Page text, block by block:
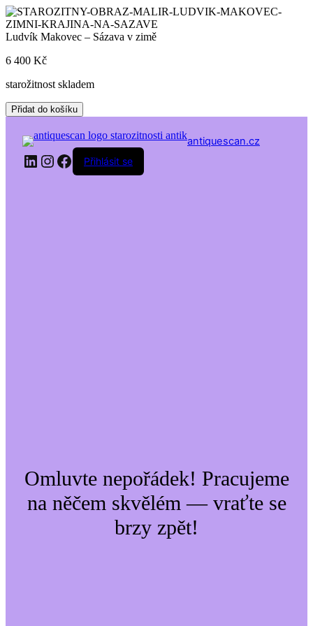
Skip
to
content
Ludvík Makovec – Sázava v zimě
6 400 Kč
starožitnost skladem
Ludvík
Makovec
Sázava
zimě
Přidat do košíku
antiquescan.cz
LinkedIn
Instagram
Facebook
Přihlásit se
Omluvte nepořádek! Pracujeme
na něčem skvělém — vraťte se
brzy zpět!